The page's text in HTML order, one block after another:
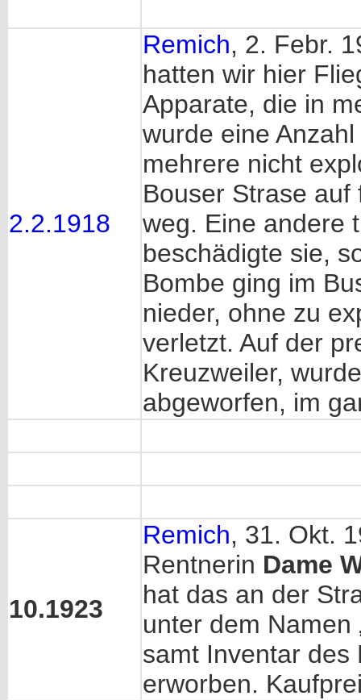
2.2.1918
Remich, 2. Febr.
hatten wir hier
Apparate, die in
wurde eine
mehrere nicht
Bouser Strase
weg. Eine andere
beschädigte sie,
Bombe ging im
nieder, ohne zu
verletzt. Auf der
Kreuzweiler,
abgeworfen, im
10.1923
Remich, 31. Okt.
Rentnerin Dame
hat das an der
unter dem Namen
samt Inventar
erworben.